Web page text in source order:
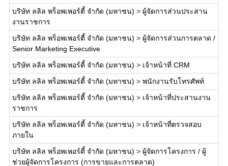
บริษัท ลลิล พร็อพเพอร์ตี้ จำกัด (มหาชน) > ผู้จัดการส่วนประสาน
งานราชการ
บริษัท ลลิล พร็อพเพอร์ตี้ จำกัด (มหาชน) > ผู้จัดการส่วนการตลาด /
Senior Marketing Executive
บริษัท ลลิล พร็อพเพอร์ตี้ จำกัด (มหาชน) > เจ้าหน้าที่ CRM
บริษัท ลลิล พร็อพเพอร์ตี้ จำกัด (มหาชน) > พนักงานรับโทรศัพท์
บริษัท ลลิล พร็อพเพอร์ตี้ จำกัด (มหาชน) > เจ้าหน้าที่ประสานงาน
ราชการ
บริษัท ลลิล พร็อพเพอร์ตี้ จำกัด (มหาชน) > เจ้าหน้าที่ตรวจสอบ
ภายใน
บริษัท ลลิล พร็อพเพอร์ตี้ จำกัด (มหาชน) > ผู้จัดการโครงการ / ผู้
ช่วยผู้จัดการโครงการ (การขายและการตลาด)